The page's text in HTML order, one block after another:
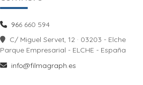
966 660 594
C/ Miguel Servet, 12 · 03203 - Elche
Parque Empresarial - ELCHE - España
info@filmagraph.es